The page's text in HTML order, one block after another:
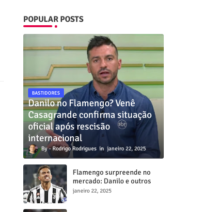
POPULAR POSTS
BASTIDORES
Danilo no Flamengo? Venê
Casagrande confirma situação
oficial após rescisão
internacional
Rodrigo Rodrigues janeiro 22, 2025
Flamengo surpreende no
mercado: Danilo e outros
dois craques estão a
janeiro 22, 2025